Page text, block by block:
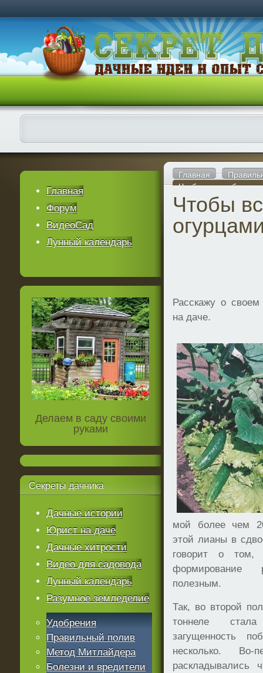
Главная
Чтобы всегда быть с
Чтобы
Расскажу о
на даче.
мой более чем
этой лианы в
говорит о том,
формирование
полезным.
Так, во второй
тоннеле
загущенность
несколько.
Главная
Форум
ВидеоСад
Лунный календарь
Делаем в саду своими
руками
Секреты дачника
Дачные истории
Юрист на даче
Дачные хитрости
Видео для садовода
Лунный календарь
Разумное земледелие
Удобрения
Правильный полив
Метод Митлайдера
Болезни и вредители